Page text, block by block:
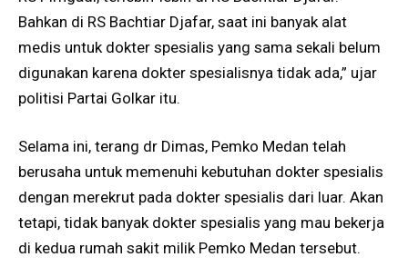
Bahkan di RS Bachtiar Djafar, saat ini banyak alat
medis untuk dokter spesialis yang sama sekali belum
digunakan karena dokter spesialisnya tidak ada,” ujar
politisi Partai Golkar itu.
Selama ini, terang dr Dimas, Pemko Medan telah
berusaha untuk memenuhi kebutuhan dokter spesialis
dengan merekrut pada dokter spesialis dari luar. Akan
tetapi, tidak banyak dokter spesialis yang mau bekerja
di kedua rumah sakit milik Pemko Medan tersebut.